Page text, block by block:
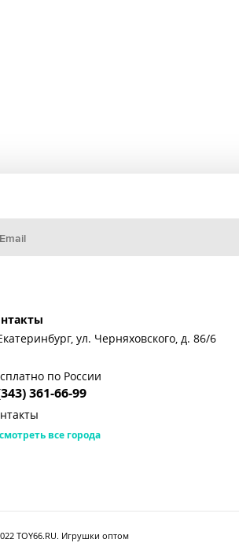
ул. Черняховского, д. 86/6
по России
361-66-99
все города
TOY66.RU. Игрушки оптом